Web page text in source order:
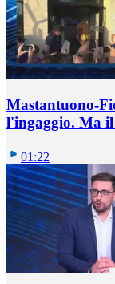
Mastantuono-
l'ingaggio. Ma
01:22